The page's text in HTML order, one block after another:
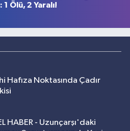
1 Ölü, 2 Yaralı!
Hafıza Noktasında Çadır
HABER - Uzunçarşı'daki